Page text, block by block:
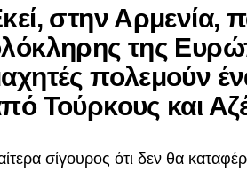
στην Αρμενία,
της
πολεμούν
Τούρκους και
σίγουρος ότι δεν θα